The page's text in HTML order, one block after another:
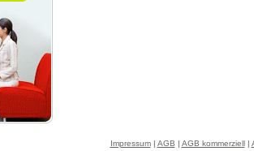
Impressum| AGB | AGB kommerziell|